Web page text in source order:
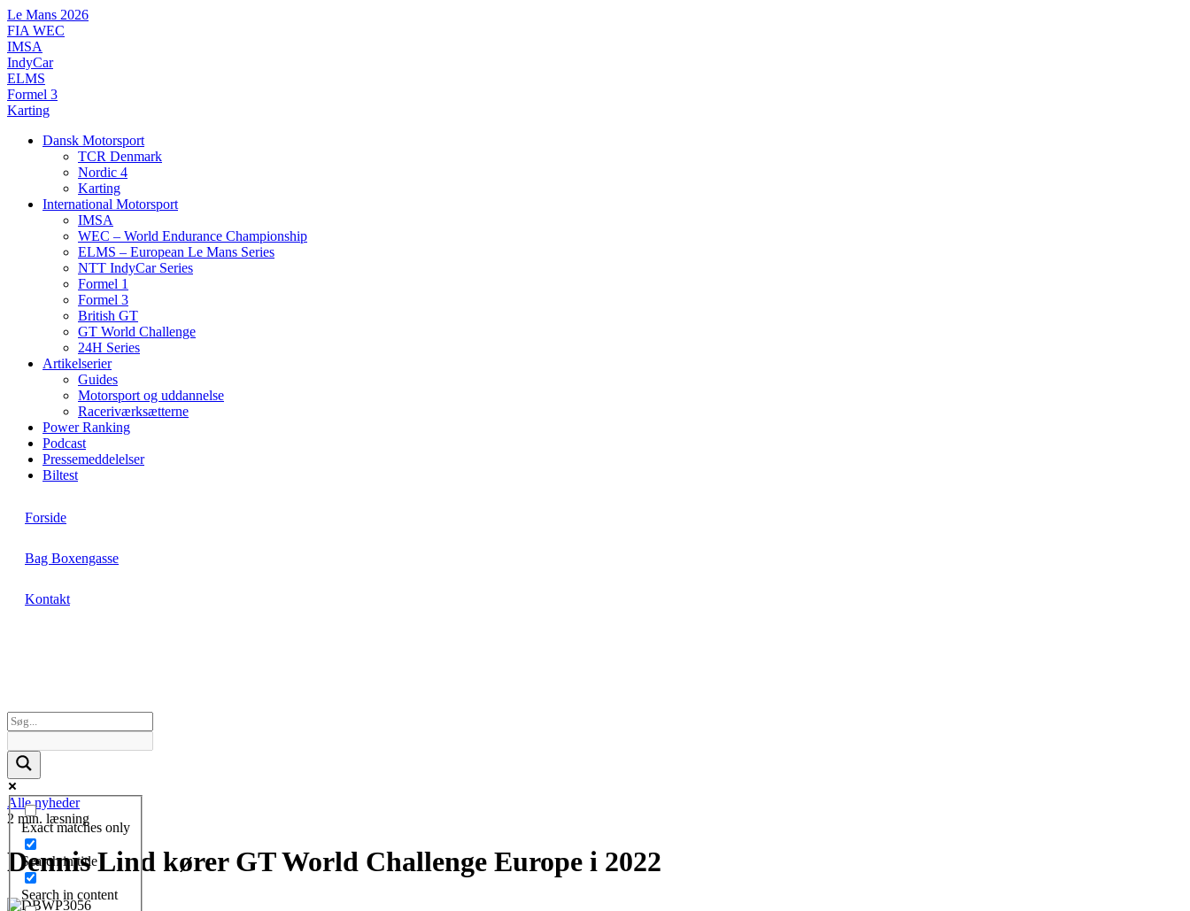
Videre
til
indhold
Le Mans 2026
FIA WEC
IMSA
IndyCar
ELMS
Formel 3
Karting
Dansk Motorsport
TCR Denmark
Nordic 4
Karting
International Motorsport
IMSA
WEC – World Endurance Championship
ELMS – European Le Mans Series
NTT IndyCar Series
Formel 1
Formel 3
British GT
GT World Challenge
24H Series
Artikelserier
Guides
Motorsport og uddannelse
Raceriværksætterne
Power Ranking
Podcast
Pressemeddelelser
Biltest
Forside
Bag Boxengasse
Kontakt
Exact matches only
Search in title
Search in content
Alle nyheder
2 min. læsning
Dennis Lind kører GT World Challenge Europe i 2022